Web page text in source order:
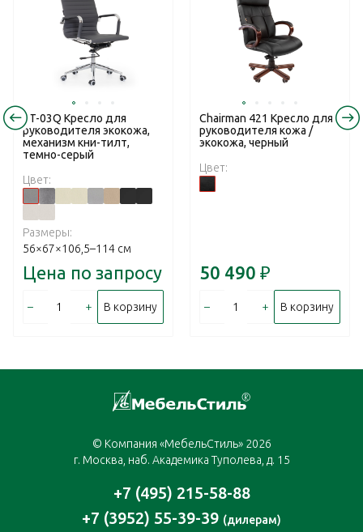
RT-03Q Кресло для
руководителя экокожа,
механизм кни-тилт,
темно-серый
Цвет:
Размеры:
56×67×106,5–114 см
Цена по запросу
– + В корзину
Chairman 421 Кресло для
руководителя кожа /
экокожа, черный
Цвет:
50 490 ₽
– + В корзину
© Компания «МебельСтиль» 2026
г. Москва, наб. Академика Туполева, д. 15
+7 (495) 215-58-88
+7 (3952) 55-39-39 (дилерам)